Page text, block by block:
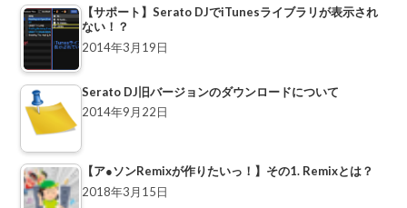
【サポート】Serato DJでiTunesライブラリが表示され
ない！？
2014年3月19日
Serato DJ旧バージョンのダウンロードについて
2014年9月22日
【ア●ソンRemixが作りたいっ！】その1. Remixとは？
2018年3月15日